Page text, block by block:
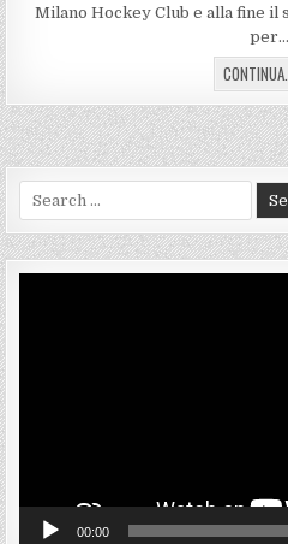
Milano Hockey Club e alla fine
per…
Search
for:
00:00